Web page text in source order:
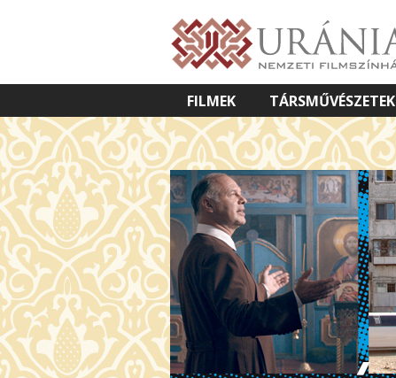
FILMEK TÁRSMŰVÉSZETEK
VETÍTETT KÉPES ELŐADÁSOK